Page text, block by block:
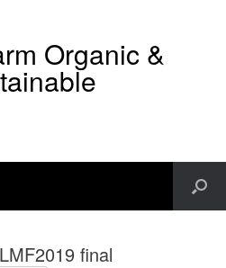
Organic &
final